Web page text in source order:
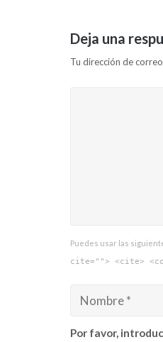
Deja una
Tu dirección de
Puedes usar las
cite=""> <cite>
Por favor,